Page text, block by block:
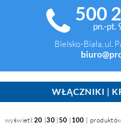
500
pn.-pt.
Bielsko-Biała, ul.
WŁĄCZNIKI |
wyświetl:20 |30 |50 |100 |